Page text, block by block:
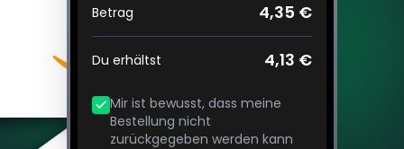
Betrag
4,35 €
Du erhältst 4,13 €
Mir ist bewusst, dass meine
Bestellung nicht
zurückgegeben werden kann